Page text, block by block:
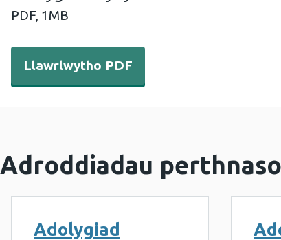
PDF, 1MB
Llawrlwytho PDF - Adolygiad Blynyddol
Llawrlwytho PDF
Adroddiadau
Adolygiad